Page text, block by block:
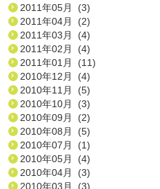
2011年05月 (3)
2011年04月 (2)
2011年03月 (4)
2011年02月 (4)
2011年01月 (11)
2010年12月 (4)
2010年11月 (5)
2010年10月 (3)
2010年09月 (2)
2010年08月 (5)
2010年07月 (1)
2010年05月 (4)
2010年04月 (3)
2010年03月 (3)